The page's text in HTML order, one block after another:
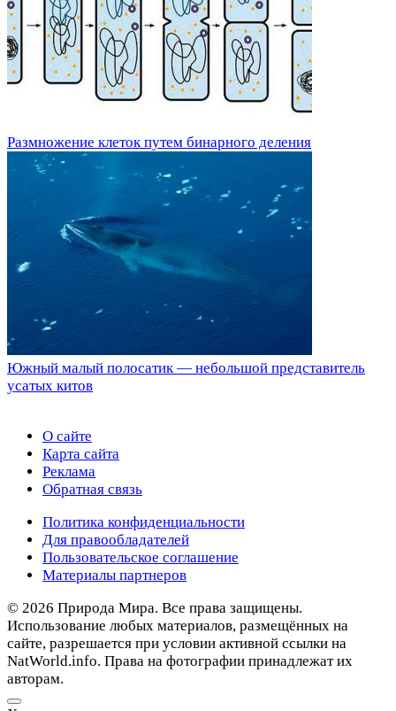
Размножение клеток путем бинарного деления
Южный малый полосатик — небольшой представитель
усатых китов
О сайте
Карта сайта
Реклама
Обратная связь
Политика конфиденциальности
Для правообладателей
Пользовательское соглашение
Материалы партнеров
© 2026 Природа Мира. Все права защищены.
Использование любых материалов, размещённых на
сайте, разрешается при условии активной ссылки на
NatWorld.info. Права на фотографии принадлежат их
авторам.